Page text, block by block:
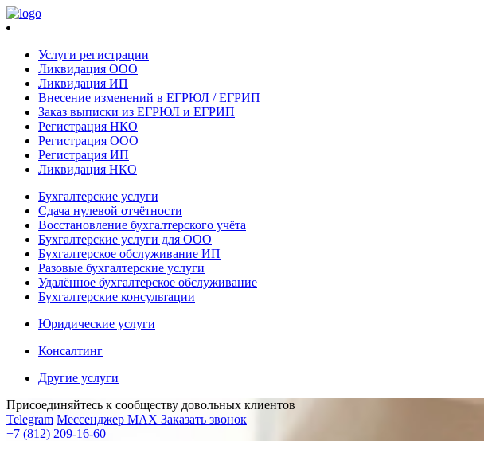
Услуги регистрации
Ликвидация ООО
Ликвидация ИП
Внесение изменений в ЕГРЮЛ / ЕГРИП
Заказ выписки из ЕГРЮЛ и ЕГРИП
Регистрация НКО
Регистрация ООО
Регистрация ИП
Ликвидация НКО
Бухгалтерские услуги
Сдача нулевой отчётности
Восстановление бухгалтерского учёта
Бухгалтерские услуги для ООО
Бухгалтерское обслуживание ИП
Разовые бухгалтерские услуги
Удалённое бухгалтерское обслуживание
Бухгалтерские консультации
Юридические услуги
Консалтинг
Другие услуги
Присоединяйтесь к сообществу довольных клиентов
Telegram Мессенджер MAX Заказать звонок
+7 (812) 209-16-60